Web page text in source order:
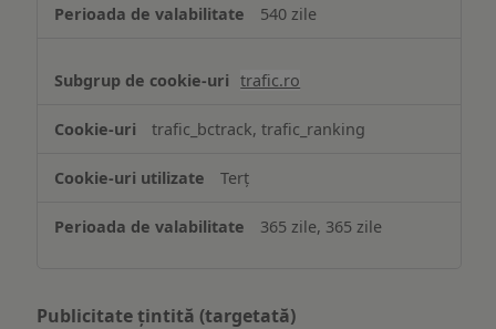
540 zile
trafic.ro
trafic_bctrack, trafic_ranking
Terț
365 zile, 365 zile
Publicitate țintită (targetată)